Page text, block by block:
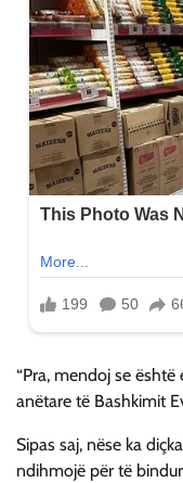
“Pra, mendoj se
anëtare të Bashkimit
Sipas saj, nëse ka
ndihmojë për të